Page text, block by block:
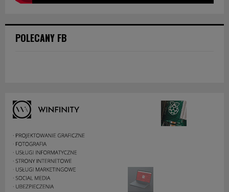
POLECANY FB